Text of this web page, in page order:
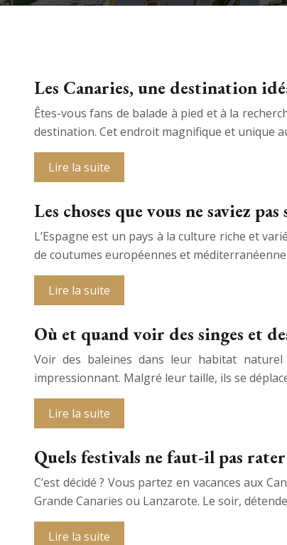
Les Canaries, une destination
Êtes-vous fans de balade à pied et à la
destination. Cet endroit magnifique et unique
Lire la suite
Les choses que vous ne saviez
L’Espagne est un pays à la culture riche et
de coutumes européennes et
Lire la suite
Où et quand voir des singes et
Voir des baleines dans leur habitat
impressionnant. Malgré leur taille, ils se
Lire la suite
Quels festivals ne faut-il pas
C’est décidé ? Vous partez en vacances aux
Grande Canaries ou Lanzarote. Le soir,
Lire la suite